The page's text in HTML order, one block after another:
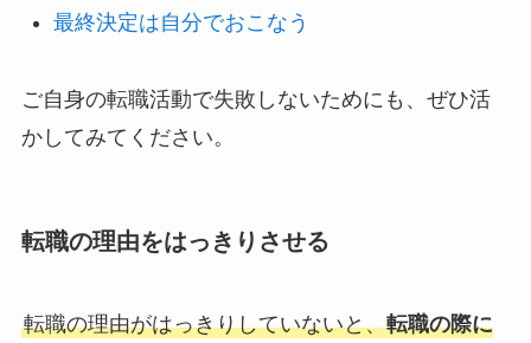
最終決定は自分でおこなう
ご自身の転職活動で失敗しないためにも、ぜひ活
かしてみてください。
転職の理由をはっきりさせる
転職の理由がはっきりしていないと、転職の際に